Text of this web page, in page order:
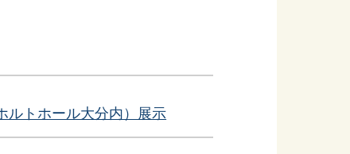
ルトホール大分内）展示